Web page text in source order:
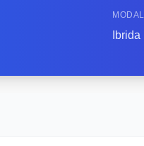
Ibrida